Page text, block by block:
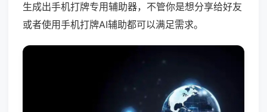
生成出手机打牌专用辅助器，不管你是想分享给好友
或者使用手机打牌AI辅助都可以满足需求。